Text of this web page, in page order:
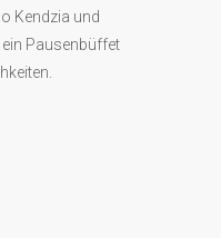
Kendzia und
Pausenbüffet